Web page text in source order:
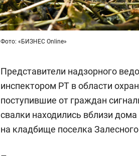
Фото: «БИЗНЕС Online»
Представители надзорного
инспектором РТ в области
поступившие от граждан
свалки находились вблизи
на кладбище поселка